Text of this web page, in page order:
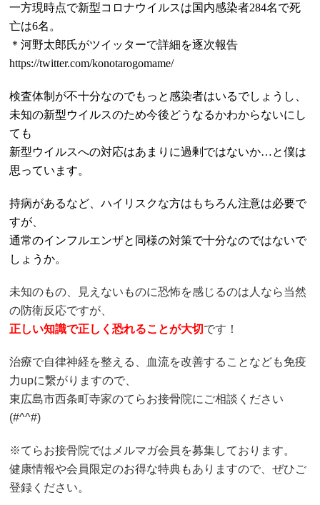
一方現時点で新型コロナウイルスは国内感染者284名で死
亡は6名。
＊河野太郎氏がツイッターで詳細を逐次報告
https://twitter.com/konotarogomame/
検査体制が不十分なのでもっと感染者はいるでしょうし、
未知の新型ウイルスのため今後どうなるかわからないにし
ても
新型ウイルスへの対応はあまりに過剰ではないか…と僕は
思っています。
持病があるなど、ハイリスクな方はもちろん注意は必要で
すが、
通常のインフルエンザと同様の対策で十分なのではないで
しょうか。
未知のもの、見えないものに恐怖を感じるのは人なら当然
の防衛反応ですが、
正しい知識で正しく恐れることが大切です！
治療で自律神経を整える、血流を改善することなども免疫
力upに繋がりますので、
東広島市西条町寺家のてらお接骨院にご相談ください
(#^^#)
※てらお接骨院ではメルマガ会員を募集しております。
健康情報や会員限定のお得な特典もありますので、ぜひご
登録ください。